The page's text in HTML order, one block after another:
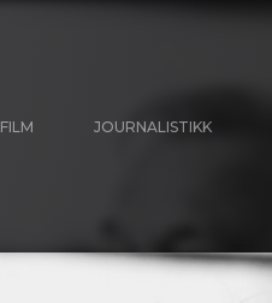
FILM JOURNALISTIKK